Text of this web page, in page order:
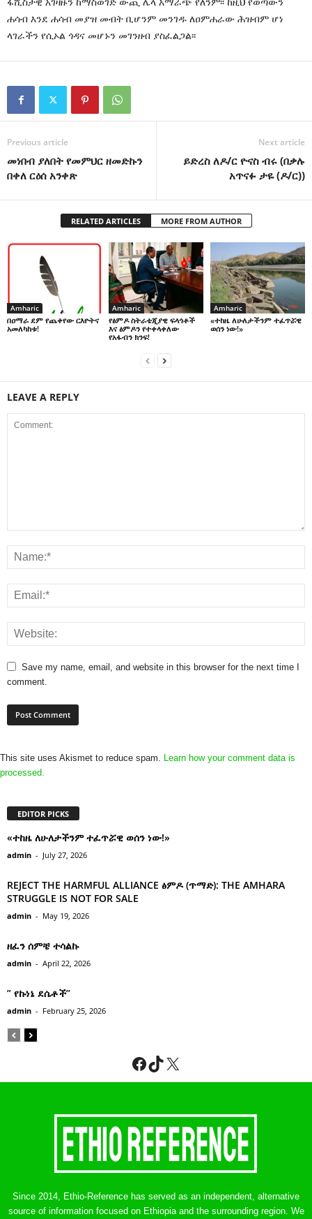
ሐሳብ እንደ ሐሳብ መያዝ መብት ቢሆንም መንገዱ ለዐምሐራው ሕዝብም ሆነ
ላገራችን የሲኦል ጎዳና መሆኑን መገንዘብ ያስፈልጋል፡፡
Previous article
መነበብ ያለበት የመምህር ዘመድኩን
በቀለ ርዕሰ አንቀጽ
Next article
ይድረስ ለዶ/ር ዮናስ ብሩ (በቃሉ
አጥናፉ ታዬ (ዶ/ር))
RELATED ARTICLES MORE FROM AUTHOR
Amharic
በዐማራ ደም የጨቀየው ርእዮትና
አመለካከቱ!
Amharic
የፅምዶ ስትራቴጂያዊ ፍላጎቶች
እና ፅምዶን የተቀላቀለው
የአፋብን ክንፍ!
Amharic
«ተከዜ ለሁለታችንም ተፈጥሯዊ
ወሰን ነው!»
LEAVE A REPLY
Save my name, email, and website in this browser for the next time I
comment.
This site uses Akismet to reduce spam.
Learn how your comment data is
processed.
EDITOR PICKS
«ተከዜ ለሁለታችንም ተፈጥሯዊ ወሰን ነው!»
admin - July 27, 2026
REJECT THE HARMFUL ALLIANCE ፅምዶ (ጥማድ): THE AMHARA
STRUGGLE IS NOT FOR SALE
admin - May 19, 2026
ዘፈን ሰምቼ ተሳልኩ
admin - April 22, 2026
” የኩነኔ ደሴቶች’’
admin - February 25, 2026
Facebook
TikTok
X
Since 2014, Ethio-Reference has served as an independent, alternative
source of information focused on Ethiopia and the surrounding region. We